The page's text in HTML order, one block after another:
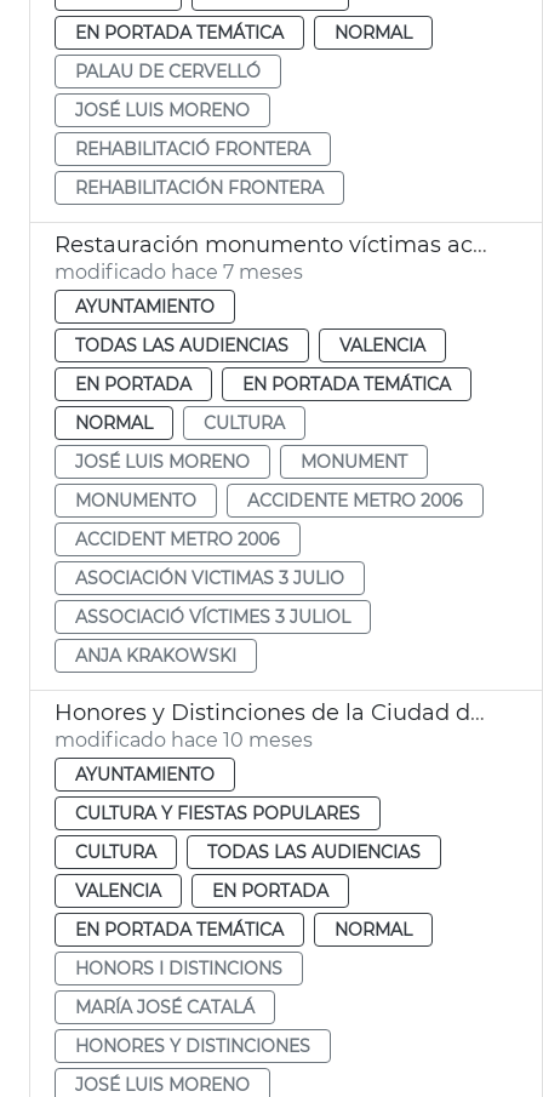
EN PORTADA TEMÁTICA
NORMAL
PALAU DE CERVELLÓ
JOSÉ LUIS MORENO
REHABILITACIÓ FRONTERA
REHABILITACIÓN FRONTERA
Restauración monumento víctimas accidente metro Valéncia 3J 2006
modificado hace 7 meses
AYUNTAMIENTO
TODAS LAS AUDIENCIAS
VALENCIA
EN PORTADA
EN PORTADA TEMÁTICA
NORMAL
CULTURA
JOSÉ LUIS MORENO
MONUMENT
MONUMENTO
ACCIDENTE METRO 2006
ACCIDENT METRO 2006
ASOCIACIÓN VICTIMAS 3 JULIO
ASSOCIACIÓ VÍCTIMES 3 JULIOL
ANJA KRAKOWSKI
Honores y Distinciones de la Ciudad de València. 9 d'Octubre
modificado hace 10 meses
AYUNTAMIENTO
CULTURA Y FIESTAS POPULARES
CULTURA
TODAS LAS AUDIENCIAS
VALENCIA
EN PORTADA
EN PORTADA TEMÁTICA
NORMAL
HONORS I DISTINCIONS
MARÍA JOSÉ CATALÁ
HONORES Y DISTINCIONES
JOSÉ LUIS MORENO